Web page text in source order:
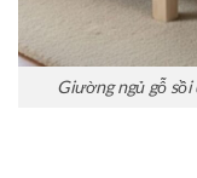
Giường ngủ gỗ